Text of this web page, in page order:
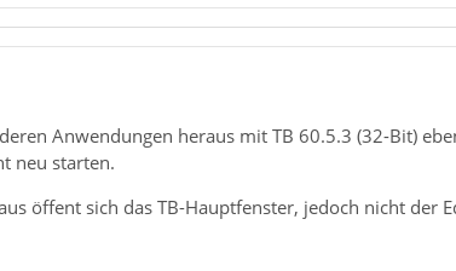
Anwendungen heraus mit TB 60.5.3 (32-Bit)
neu starten.
öffent sich das TB-Hauptfenster, jedoch nicht der